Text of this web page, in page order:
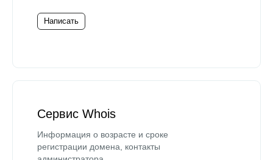
Написать
Сервис Whois
Информация о возрасте и сроке
регистрации домена, контакты